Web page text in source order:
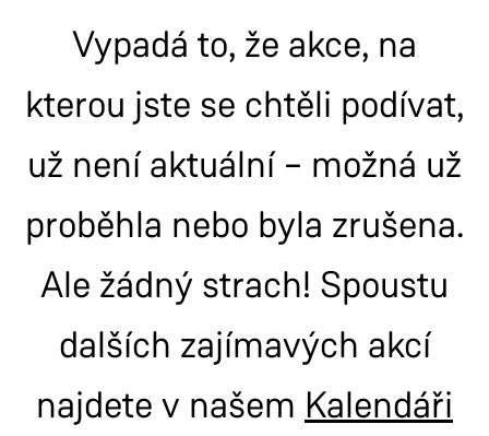
Vypadá to, že akce, na
kterou jste se chtěli podívat,
už není aktuální – možná už
proběhla nebo byla zrušena.
Ale žádný strach! Spoustu
dalších zajímavých akcí
najdete v našem Kalendáři